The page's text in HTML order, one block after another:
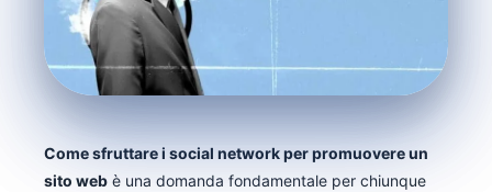
Come sfruttare i social network per promuovere un
sito web è una domanda fondamentale per chiunque